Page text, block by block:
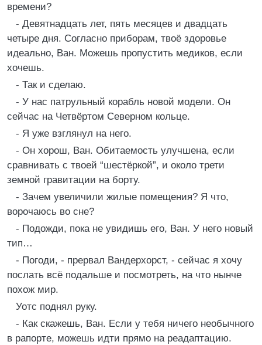
времени?
- Девятнадцать лет, пять месяцев и двадцать
четыре дня. Согласно приборам, твоё здоровье
идеально, Ван. Можешь пропустить медиков, если
хочешь.
- Так и сделаю.
- У нас патрульный корабль новой модели. Он
сейчас на Четвёртом Северном кольце.
- Я уже взглянул на него.
- Он хорош, Ван. Обитаемость улучшена, если
сравнивать с твоей “шестёркой”, и около трети
земной гравитации на борту.
- Зачем увеличили жилые помещения? Я что,
ворочаюсь во сне?
- Подожди, пока не увидишь его, Ван. У него новый
тип…
- Погоди, - прервал Вандерхорст, - сейчас я хочу
послать всё подальше и посмотреть, на что нынче
похож мир.
Уотс поднял руку.
- Как скажешь, Ван. Если у тебя ничего необычного
в рапорте, можешь идти прямо на реадаптацию.